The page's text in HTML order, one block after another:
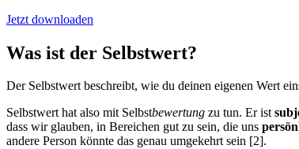
Jetzt downloaden
Was ist der Selbstwert?
Der Selbstwert beschreibt, wie du deinen eigenen Wert
Selbstwert hat also mit Selbstbewertung zu tun. Er ist
dass wir glauben, in Bereichen gut zu sein, die uns
andere Person könnte das genau umgekehrt sein [2].